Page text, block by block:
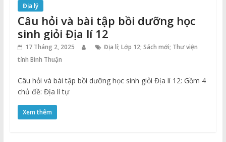
Địa lý
Câu hỏi và bài tập bồi dưỡng học
sinh giỏi Địa lí 12
17 Tháng 2, 2025
Địa lí; Lớp 12; Sách mới; Thư viện
tỉnh Bình Thuận
Câu hỏi và bài tập bồi dưỡng học sinh giỏi Địa lí 12: Gồm 4
chủ đề: Địa lí tự
Xem thêm